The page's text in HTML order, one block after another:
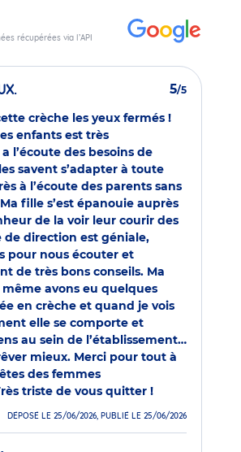
récupérées via l’API
5/5
crèche les yeux fermés !
enfants est très
l’écoute des besoins de
savent s’adapter à toute
à l’écoute des parents sans
fille s’est épanouie auprès
de la voir leur courir des
de direction est géniale,
pour nous écouter et
de très bons conseils. Ma
avons eu quelques
en crèche et quand je vois
elle se comporte et
au sein de l’établissement…
mieux. Merci pour tout à
des femmes
triste de vous quitter !
DÉPOSÉ LE 25/06/2026, PUBLIÉ LE 25/06/2026